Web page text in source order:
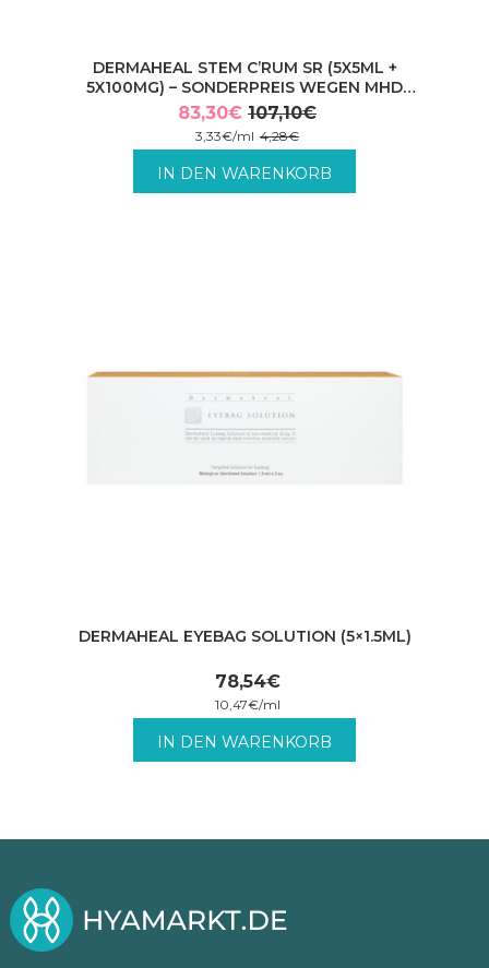
DERMAHEAL STEM C’RUM SR (5X5ML +
5X100MG) – SONDERPREIS WEGEN MHD
11/2026107,10€
Ursprünglicher
Preis
war:
83,30€
Aktueller
Preis
ist:
4,28€
3,33€/ml
inkl. MwSt. zzgl. Versandkosten.
IN DEN WARENKORB
DERMAHEAL EYEBAG SOLUTION (5×1.5ML)
78,54€
10,47€/ml
inkl. MwSt. zzgl. Versandkosten.
IN DEN WARENKORB